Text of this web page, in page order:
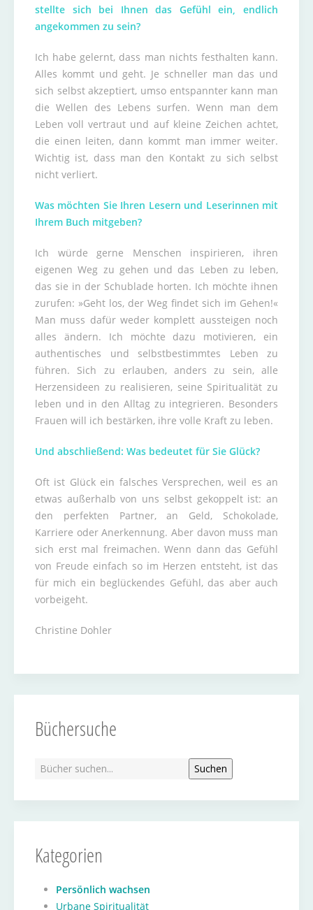
stellte sich bei Ihnen das Gefühl ein, endlich
angekommen zu sein?
Ich habe gelernt, dass man nichts festhalten kann.
Alles kommt und geht. Je schneller man das und
sich selbst akzeptiert, umso entspannter kann man
die Wellen des Lebens surfen. Wenn man dem
Leben voll vertraut und auf kleine Zeichen achtet,
die einen leiten, dann kommt man immer weiter.
Wichtig ist, dass man den Kontakt zu sich selbst
nicht verliert.
Was möchten Sie Ihren Lesern und Leserinnen mit
Ihrem Buch mitgeben?
Ich würde gerne Menschen inspirieren, ihren
eigenen Weg zu gehen und das Leben zu leben,
das sie in der Schublade horten. Ich möchte ihnen
zurufen: »Geht los, der Weg findet sich im Gehen!«
Man muss dafür weder komplett aussteigen noch
alles ändern. Ich möchte dazu motivieren, ein
authentisches und selbstbestimmtes Leben zu
führen. Sich zu erlauben, anders zu sein, alle
Herzensideen zu realisieren, seine Spiritualität zu
leben und in den Alltag zu integrieren. Besonders
Frauen will ich bestärken, ihre volle Kraft zu leben.
Und abschließend: Was bedeutet für Sie Glück?
Oft ist Glück ein falsches Versprechen, weil es an
etwas außerhalb von uns selbst gekoppelt ist: an
den perfekten Partner, an Geld, Schokolade,
Karriere oder Anerkennung. Aber davon muss man
sich erst mal freimachen. Wenn dann das Gefühl
von Freude einfach so im Herzen entsteht, ist das
für mich ein beglückendes Gefühl, das aber auch
vorbeigeht.
Christine Dohler
Büchersuche
Kategorien
Persönlich wachsen
Urbane Spiritualität